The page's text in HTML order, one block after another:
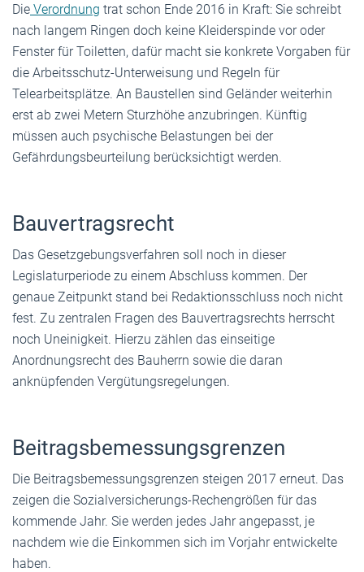
Die Verordnung trat schon Ende 2016 in Kraft: Sie schreibt
nach langem Ringen doch keine Kleiderspinde vor oder
Fenster für Toiletten, dafür macht sie konkrete Vorgaben für
die Arbeitsschutz-Unterweisung und Regeln für
Telearbeitsplätze. An Baustellen sind Geländer weiterhin
erst ab zwei Metern Sturzhöhe anzubringen. Künftig
müssen auch psychische Belastungen bei der
Gefährdungsbeurteilung berücksichtigt werden.
Bauvertragsrecht
Das Gesetzgebungsverfahren soll noch in dieser
Legislaturperiode zu einem Abschluss kommen. Der
genaue Zeitpunkt stand bei Redaktionsschluss noch nicht
fest. Zu zentralen Fragen des Bauvertragsrechts herrscht
noch Uneinigkeit. Hierzu zählen das einseitige
Anordnungsrecht des Bauherrn sowie die daran
anknüpfenden Vergütungsregelungen.
Beitragsbemessungsgrenzen
Die Beitragsbemessungsgrenzen steigen 2017 erneut. Das
zeigen die Sozialversicherungs-Rechengrößen für das
kommende Jahr. Sie werden jedes Jahr angepasst, je
nachdem wie die Einkommen sich im Vorjahr entwickelte
haben.